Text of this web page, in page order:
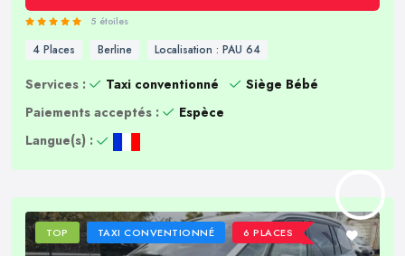
5 étoiles
4 Places Berline Localisation : PAU 64
Services : Taxi conventionné
Siège Bébé
Paiements acceptés :
Espèce
Langue(s) :
TOP TAXI CONVENTIONNÉ 6 PLACES